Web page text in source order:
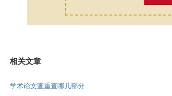
相关文章
学术论文查重查哪几部分